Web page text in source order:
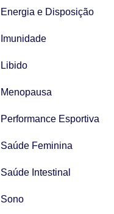
Energia e Disposição
Imunidade
Libido
Menopausa
Performance Esportiva
Saúde Feminina
Saúde Intestinal
Sono